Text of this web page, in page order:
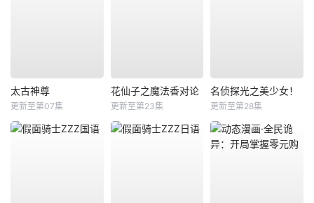
太古神尊
更新至第07集
花仙子之魔法香对论
更新至第23集
名侦探光之美少女！
更新至第28集